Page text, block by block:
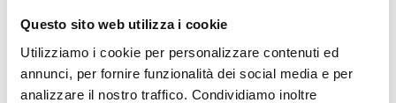
Questo sito web utilizza i cookie
Utilizziamo i cookie per personalizzare contenuti ed
annunci, per fornire funzionalità dei social media e per
analizzare il nostro traffico. Condividiamo inoltre
30 Giugno 2026
PREMI 2025. I TOP TEN